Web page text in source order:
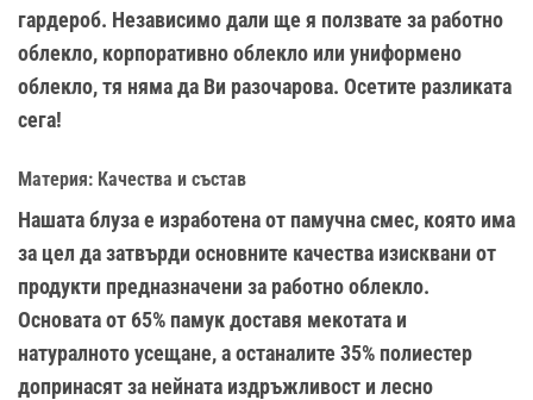
гардероб. Независимо дали ще я ползвате за работно
облекло, корпоративно облекло или униформено
облекло, тя няма да Ви разочарова. Осетите разликата
сега!
Материя: Качества и състав
Нашата блуза е изработена от памучна смес, която има
за цел да затвърди основните качества изисквани от
продукти предназначени за работно облекло.
Основата от 65% памук доставя мекотата и
натуралното усещане, а останалите 35% полиестер
допринасят за нейната издръжливост и лесно